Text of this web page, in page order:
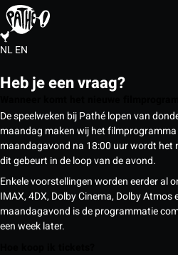
NLEN
Heb je een vraag?
De speelweken bij Pathé lopen van
maandag maken wij het
maandagavond na 18:00 uur wordt het
dit gebeurt in de loop van de avond.
Enkele voorstellingen worden eerder al
IMAX, 4DX, Dolby Cinema, Dolby
maandagavond is de programmatie
een week later.